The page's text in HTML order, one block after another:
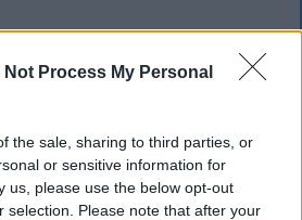
Not Process My Personal
the sale, sharing to third parties, or
or sensitive information for
us, please use the below opt-out
selection. Please note that after your